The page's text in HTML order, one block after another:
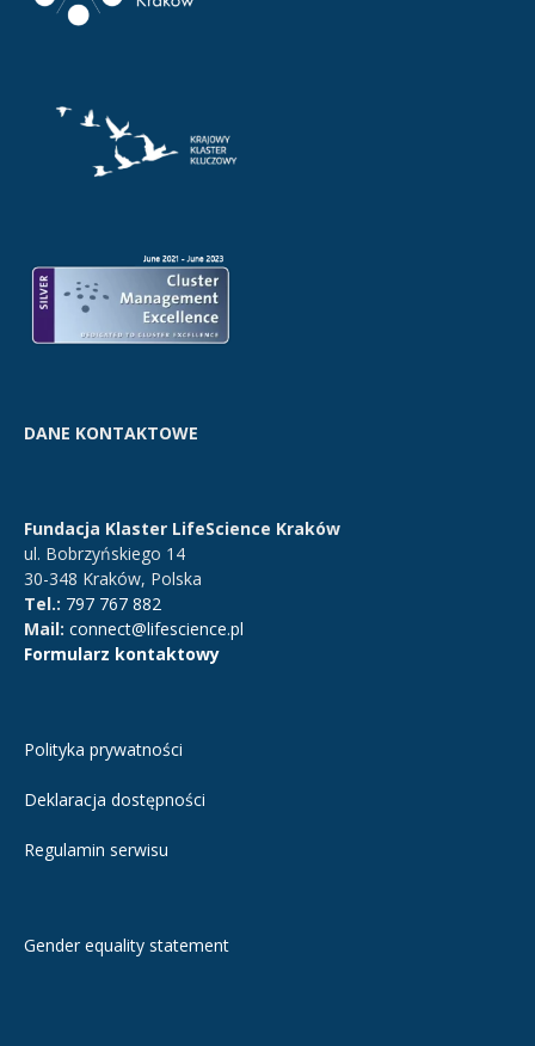
DANE KONTAKTOWE
Fundacja Klaster LifeScience Kraków
ul. Bobrzyńskiego 14
30-348 Kraków, Polska
Tel.: 797 767 882
Mail: connect@lifescience.pl
Formularz kontaktowy
Polityka prywatności
Deklaracja dostępności
Regulamin serwisu
Gender equality statement